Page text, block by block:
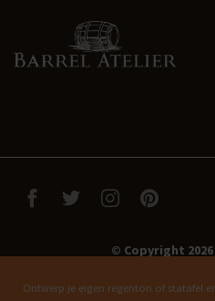
Ontwerp je eigen regenton of statafel
© Copyright